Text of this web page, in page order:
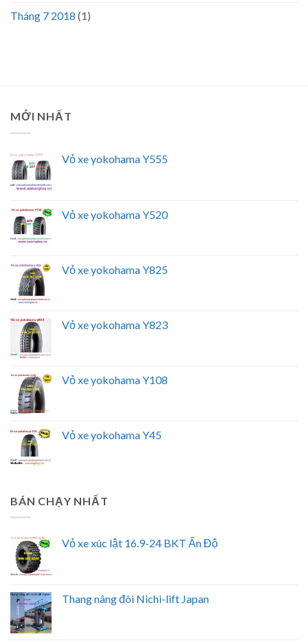
Tháng 7 2018 (1)
MỚI NHẤT
Vỏ xe yokohama Y555
Vỏ xe yokohama Y520
Vỏ xe yokohama Y825
Vỏ xe yokohama Y823
Vỏ xe yokohama Y108
Vỏ xe yokohama Y45
BÁN CHẠY NHẤT
Vỏ xe xúc lật 16.9-24 BKT Ấn Độ
Thang nâng đôi Nichi-lift Japan